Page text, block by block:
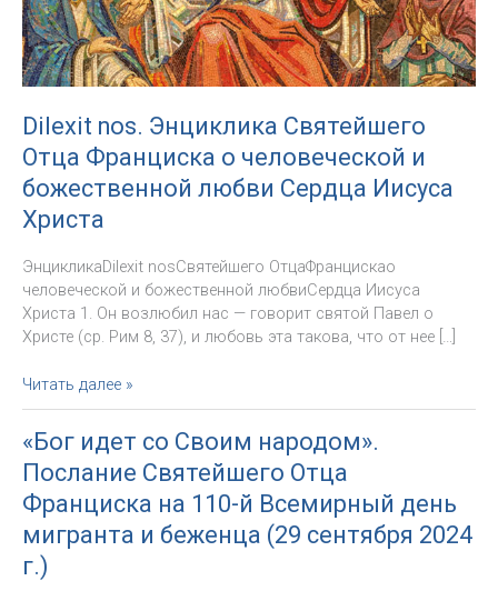
Dilexit nos. Энциклика Святейшего
Отца Франциска о человеческой и
божественной любви Сердца Иисуса
Христа
ЭнцикликаDilexit nosСвятейшего ОтцаФранцискао
человеческой и божественной любвиСердца Иисуса
Христа 1. Он возлюбил нас — говорит святой Павел о
Христе (ср. Рим 8, 37), и любовь эта такова, что от нее […]
Dilexit
nos.
Энциклика
Святейшего
Отца
Франциска
человеческой
и
Читать далее »
«Бог идет со Своим народом».
Послание Святейшего Отца
Франциска на 110-й Всемирный день
мигранта и беженца (29 сентября 2024
г.)